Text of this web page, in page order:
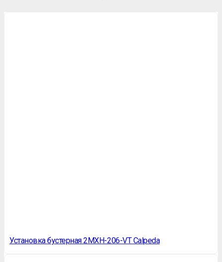
Установка бустерная 2MXH-206-VT Calpeda